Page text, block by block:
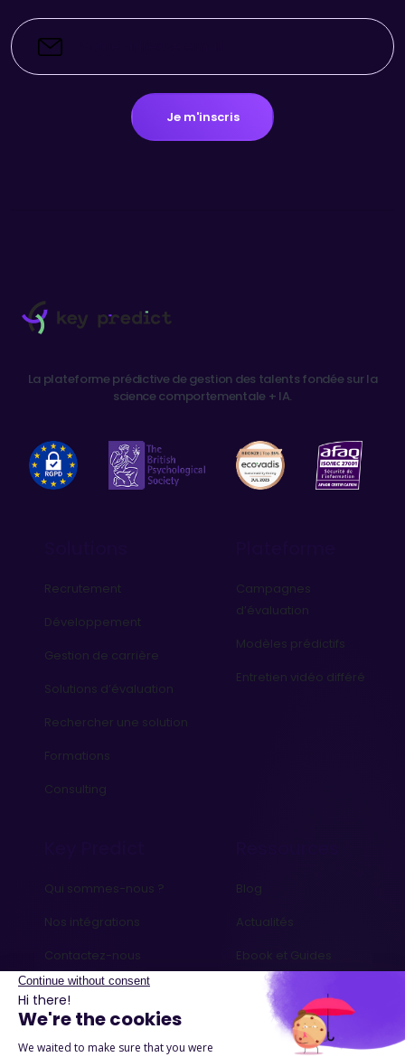
Je m'inscris
La plateforme prédictive de gestion des talents fondée sur la
science comportementale + IA.
Recrutement
Développement
Gestion de carrière
Solutions d’évaluation
Rechercher une solution
Formations
Consulting
Campagnes
d’évaluation
Modèles prédictifs
Entretien vidéo différé
Qui sommes-nous ?
Nos intégrations
Contactez-nous
Blog
Actualités
Ebook et Guides
Podcasts
Success Stories